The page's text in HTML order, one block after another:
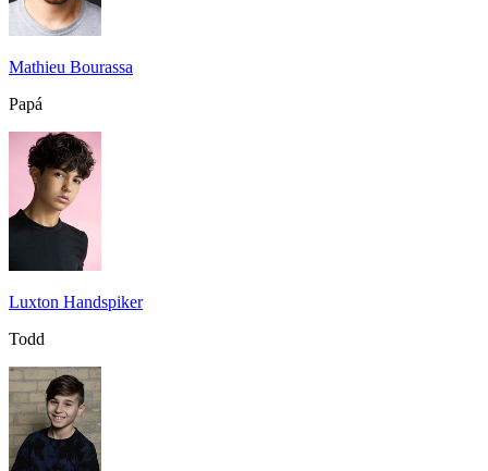
Mathieu Bourassa
Papá
Luxton Handspiker
Todd